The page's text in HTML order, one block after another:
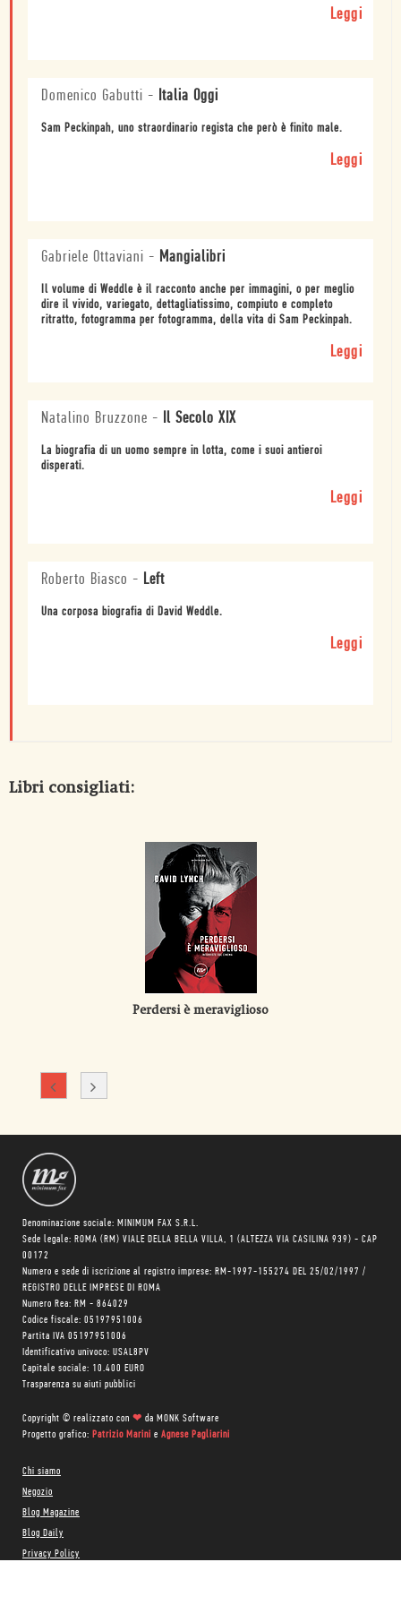
Leggi
Domenico Gabutti - Italia Oggi
Sam Peckinpah, uno straordinario regista che però è finito male.
Leggi
Gabriele Ottaviani - Mangialibri
Il volume di Weddle è il racconto anche per immagini, o per meglio
dire il vivido, variegato, dettagliatissimo, compiuto e completo
ritratto, fotogramma per fotogramma, della vita di Sam Peckinpah.
Leggi
Natalino Bruzzone - Il Secolo XIX
La biografia di un uomo sempre in lotta, come i suoi antieroi
disperati.
Leggi
Roberto Biasco - Left
Una corposa biografia di David Weddle.
Leggi
Libri consigliati:
Perdersi è meraviglioso
Denominazione sociale: MINIMUM FAX S.R.L.
Sede legale: ROMA (RM) VIALE DELLA BELLA VILLA, 1 (ALTEZZA VIA CASILINA 939) - CAP
00172
Numero e sede di iscrizione al registro imprese: RM-1997-155274 DEL 25/02/1997 /
REGISTRO DELLE IMPRESE DI ROMA
Numero Rea: RM - 864029
Codice fiscale: 05197951006
Partita IVA 05197951006
Identificativo univoco: USAL8PV
Capitale sociale: 10.400 EURO
Trasparenza su aiuti pubblici
Copyright © realizzato con ❤ da MONK Software
Progetto grafico: Patrizio Marini e Agnese Pagliarini
Chi siamo
Negozio
Blog Magazine
Blog Daily
Privacy Policy